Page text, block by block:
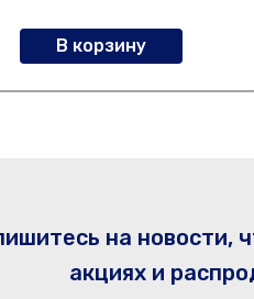
В корзину
на новости,
акциях и